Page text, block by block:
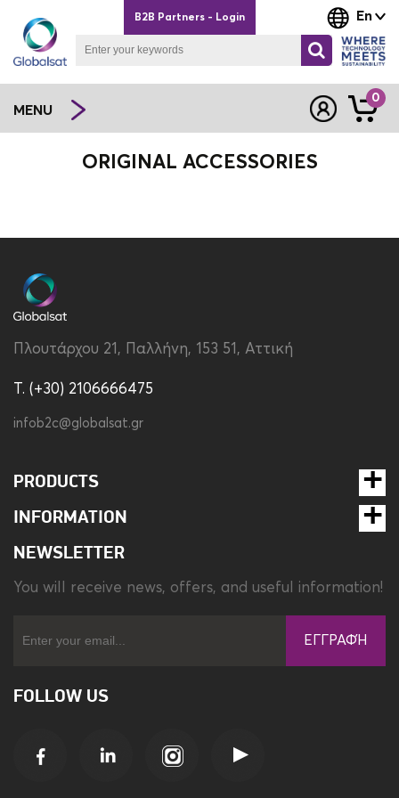
En
B2B Partners - Login
MENU
0
ORIGINAL ACCESSORIES
Πλουτάρχου 21, Παλλήνη, 153 51, Αττική
T. (+30) 2106666475
infob2c@globalsat.gr
PRODUCTS
INFORMATION
NEWSLETTER
You will receive news, offers, and useful information!
ΕΓΓΡΑΦΉ
FOLLOW US